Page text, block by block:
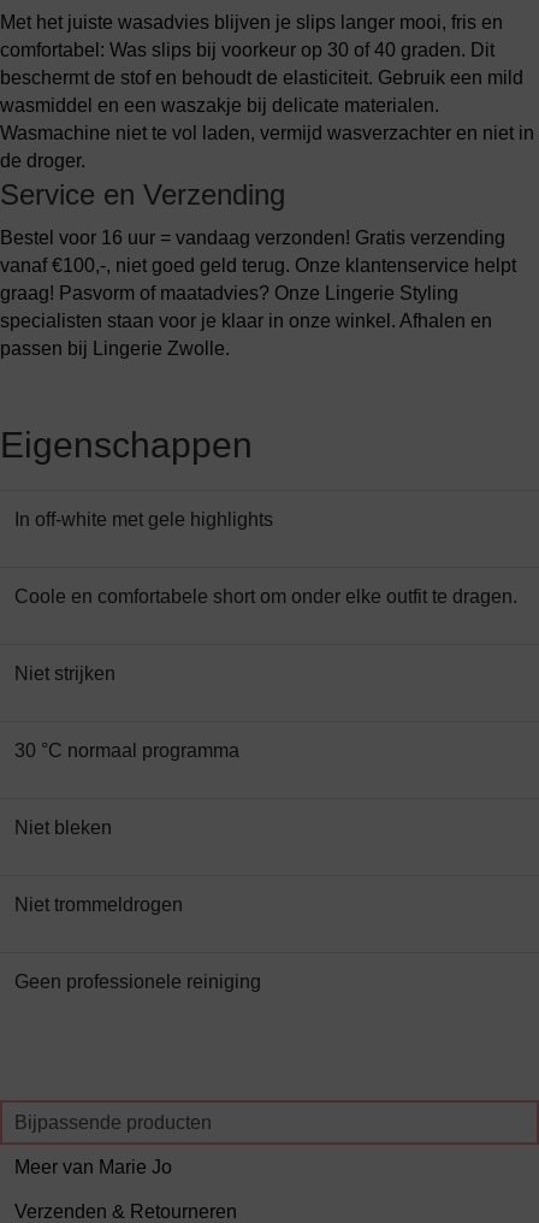
Met het juiste wasadvies blijven je slips langer mooi, fris en
comfortabel: Was slips bij voorkeur op 30 of 40 graden. Dit
beschermt de stof en behoudt de elasticiteit. Gebruik een mild
wasmiddel en een waszakje bij delicate materialen.
Wasmachine niet te vol laden, vermijd wasverzachter en niet in
de droger.
Service en Verzending
Bestel voor 16 uur = vandaag verzonden! Gratis verzending
vanaf €100,-, niet goed geld terug. Onze klantenservice helpt
graag! Pasvorm of maatadvies? Onze Lingerie Styling
specialisten staan voor je klaar in onze winkel. Afhalen en
passen bij Lingerie Zwolle.
Eigenschappen
In off-white met gele highlights
Coole en comfortabele short om onder elke outfit te dragen.
Niet strijken
30 °C normaal programma
Niet bleken
Niet trommeldrogen
Geen professionele reiniging
Bijpassende producten
Meer van Marie Jo
Verzenden & Retourneren